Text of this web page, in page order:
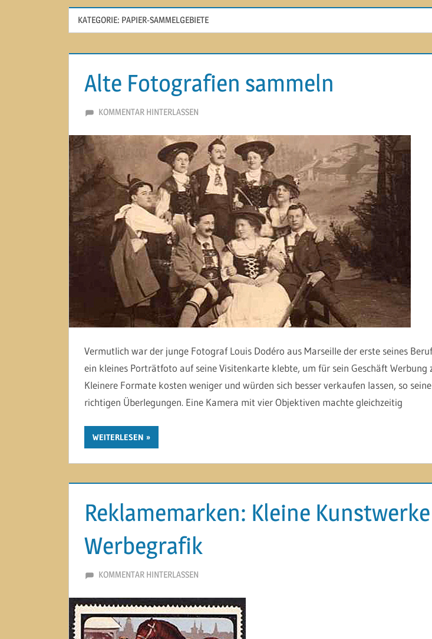
KATEGORIE: PAPIER-SAMMELGEBIETE
Alte Fotografien sammeln
22. OKTOBER 2020
MARTINA BERG
KOMMENTAR HINTERLASSEN
Vermutlich war der junge Fotograf Louis Dodéro aus Marseille der erste seines
ein kleines Porträtfoto auf seine Visitenkarte klebte, um für sein Geschäft Werbung
Kleinere Formate kosten weniger und würden sich besser verkaufen lassen, so
richtigen Überlegungen. Eine Kamera mit vier Objektiven machte gleichzeitig
WEITERLESEN
Reklamemarken: Kleine
Werbegrafik
21. OKTOBER 2020
MARTINA BERG
KOMMENTAR HINTERLASSEN